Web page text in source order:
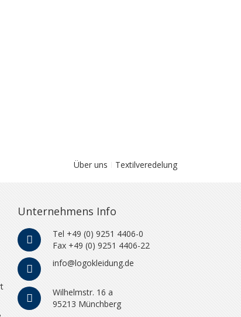
Über uns Textilveredelung
Unternehmens Info
Tel +49 (0) 9251 4406-0
Fax +49 (0) 9251 4406-22
info@logokleidung.de
Wilhelmstr. 16 a
95213 Münchberg